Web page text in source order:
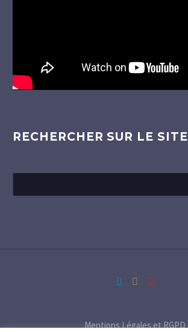
RECHERCHER SUR LE SITE
Mentions Légales et RGPD